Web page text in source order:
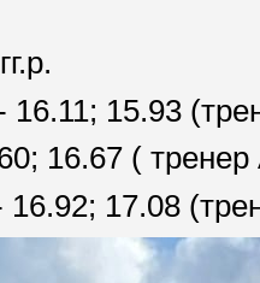
16.11; 15.93
16.67 (
17.08